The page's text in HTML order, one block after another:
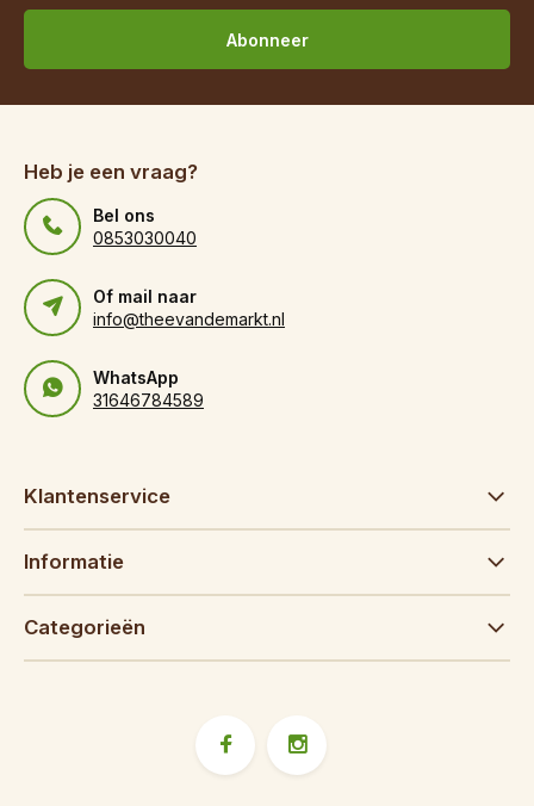
Abonneer
Heb je een vraag?
Bel ons
0853030040
Of mail naar
info@theevandemarkt.nl
WhatsApp
31646784589
Klantenservice
Informatie
Categorieën